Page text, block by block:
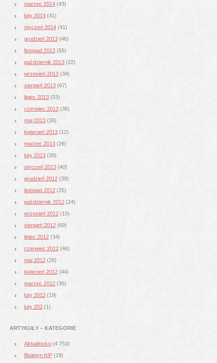
marzec 2014 (43)
luty 2014 (41)
styczeń 2014 (41)
grudzień 2013 (46)
listopad 2013 (55)
październik 2013 (22)
wrzesień 2013 (34)
sierpień 2013 (67)
lipiec 2013 (53)
czerwiec 2013 (36)
maj 2013 (26)
kwiecień 2013 (12)
marzec 2013 (26)
luty 2013 (39)
styczeń 2013 (40)
grudzień 2012 (39)
listopad 2012 (25)
październik 2012 (24)
wrzesień 2012 (15)
sierpień 2012 (69)
lipiec 2012 (34)
czerwiec 2012 (46)
maj 2012 (26)
kwiecień 2012 (44)
marzec 2012 (36)
luty 2012 (19)
luty 202 (1)
ARTYKUŁY – KATEGORIE
Aktualności (4 753)
Biuletyn KIP (19)